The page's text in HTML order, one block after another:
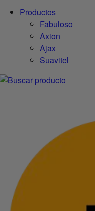
Productos
Fabuloso
Axion
Ajax
Suavitel